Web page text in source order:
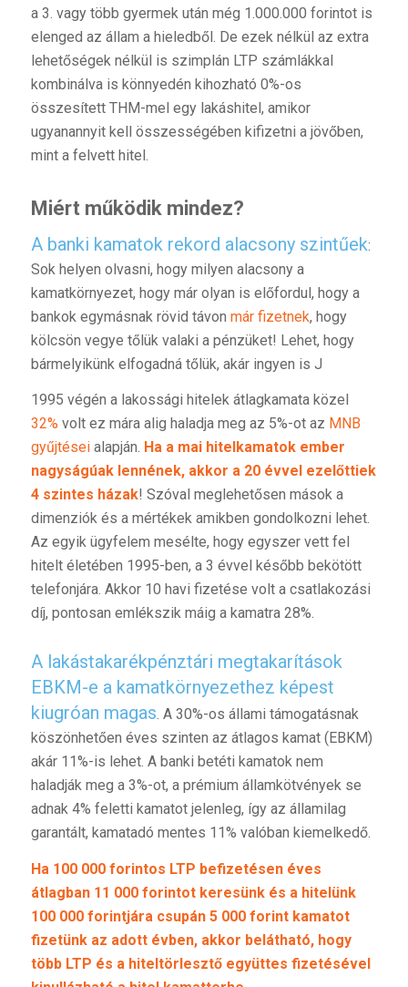
a 3. vagy több gyermek után még 1.000.000 forintot is
elenged az állam a hieledből. De ezek nélkül az extra
lehetőségek nélkül is szimplán LTP számlákkal
kombinálva is könnyedén kihozható 0%-os
összesített THM-mel egy lakáshitel, amikor
ugyanannyit kell összességében kifizetni a jövőben,
mint a felvett hitel.
Miért működik mindez?
A banki kamatok rekord alacsony szintűek:
Sok helyen olvasni, hogy milyen alacsony a
kamatkörnyezet, hogy már olyan is előfordul, hogy a
bankok egymásnak rövid távon már fizetnek, hogy
kölcsön vegye tőlük valaki a pénzüket! Lehet, hogy
bármelyikünk elfogadná tőlük, akár ingyen is J
1995 végén a lakossági hitelek átlagkamata közel
32% volt ez mára alig haladja meg az 5%-ot az MNB
gyűjtéseialapján. Ha a mai hitelkamatok ember
nagyságúak lennének, akkor a 20 évvel ezelőttiek
4 szintes házak! Szóval meglehetősen mások a
dimenziók és a mértékek amikben gondolkozni lehet.
Az egyik ügyfelem mesélte, hogy egyszer vett fel
hitelt életében 1995-ben, a 3 évvel később bekötött
telefonjára. Akkor 10 havi fizetése volt a csatlakozási
díj, pontosan emlékszik máig a kamatra 28%.
A lakástakarékpénztári megtakarítások
EBKM-e a kamatkörnyezethez képest
kiugróan magas. A 30%-os állami támogatásnak
köszönhetően éves szinten az átlagos kamat (EBKM)
akár 11%-is lehet. A banki betéti kamatok nem
haladják meg a 3%-ot, a prémium államkötvények se
adnak 4% feletti kamatot jelenleg, így az államilag
garantált, kamatadó mentes 11% valóban kiemelkedő.
Ha 100 000 forintos LTP befizetésen éves
átlagban 11 000 forintot keresünk és a hitelünk
100 000 forintjára csupán 5 000 forint kamatot
fizetünk az adott évben, akkor belátható, hogy
több LTP és a hiteltörlesztő együttes fizetésével